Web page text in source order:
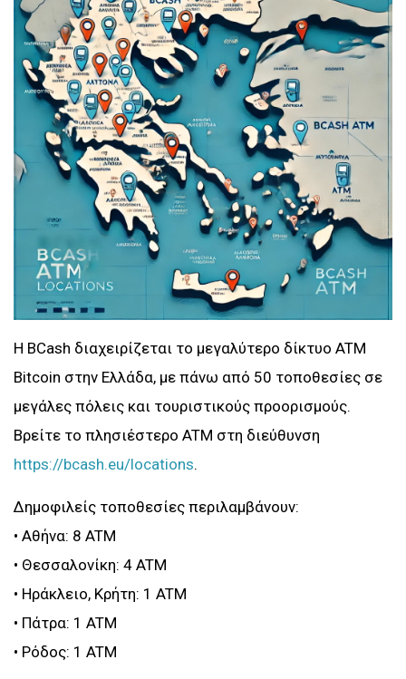
Η BCash διαχειρίζεται το μεγαλύτερο δίκτυο ATM
Bitcoin στην Ελλάδα, με πάνω από 50 τοποθεσίες σε
μεγάλες πόλεις και τουριστικούς προορισμούς.
Βρείτε το πλησιέστερο ATM στη διεύθυνση
https://bcash.eu/locations.
Δημοφιλείς τοποθεσίες περιλαμβάνουν:
• Αθήνα: 8 ATM
• Θεσσαλονίκη: 4 ATM
• Ηράκλειο, Κρήτη: 1 ATM
• Πάτρα: 1 ATM
• Ρόδος: 1 ATM